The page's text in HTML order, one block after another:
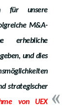
für unsere
M&A-
erhebliche
und dies
strategischer
von UEX